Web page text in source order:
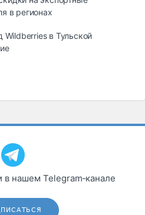
в регионах
Wildberries в Тульской
в нашем Telegram‑канале